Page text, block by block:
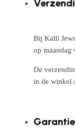
Bij Kalli
op maandag
De
in de winkel
Garantie